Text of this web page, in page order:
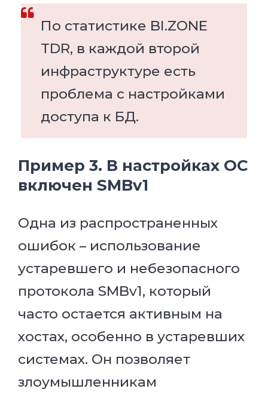
По статистике BI.ZONE
TDR, в каждой второй
инфраструктуре есть
проблема с настройками
доступа к БД.
Пример 3. В настройках ОС
включен SMBv1
Одна из распространенных
ошибок – использование
устаревшего и небезопасного
протокола SMBv1, который
часто остается активным на
хостах, особенно в устаревших
системах. Он позволяет
злоумышленникам